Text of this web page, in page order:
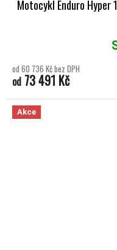
Motocykl Enduro
Průměrné hodnocení
od 60 736 Kč bez DPH
od 73 491 Kč
Akce